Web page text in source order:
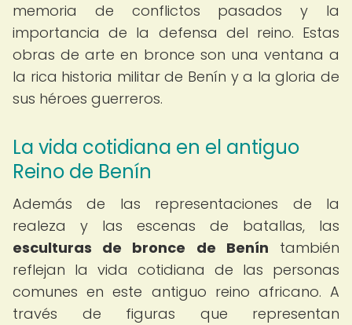
memoria de conflictos pasados y la
importancia de la defensa del reino. Estas
obras de arte en bronce son una ventana a
la rica historia militar de Benín y a la gloria de
sus héroes guerreros.
La vida cotidiana en el antiguo
Reino de Benín
Además de las representaciones de la
realeza y las escenas de batallas, las
esculturas de bronce de Benín también
reflejan la vida cotidiana de las personas
comunes en este antiguo reino africano. A
través de figuras que representan